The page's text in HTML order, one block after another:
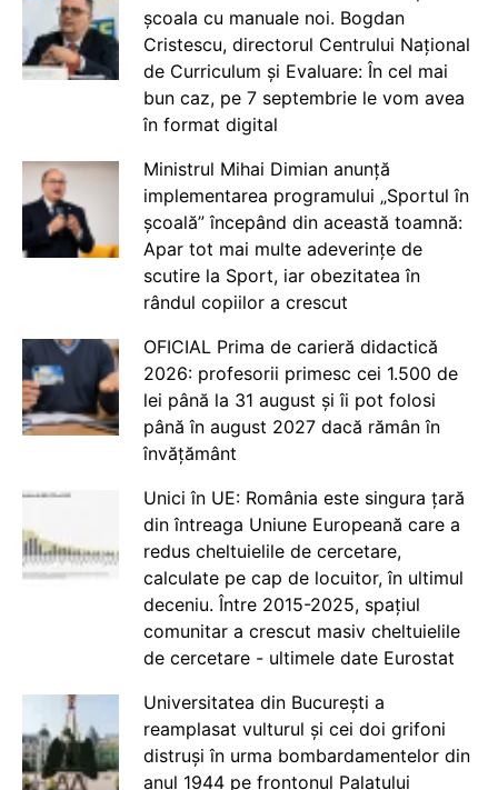
școala cu manuale noi. Bogdan
Cristescu, directorul Centrului Național
de Curriculum și Evaluare: În cel mai
bun caz, pe 7 septembrie le vom avea
în format digital
Ministrul Mihai Dimian anunță
implementarea programului „Sportul în
școală” începând din această toamnă:
Apar tot mai multe adeverințe de
scutire la Sport, iar obezitatea în
rândul copiilor a crescut
OFICIAL Prima de carieră didactică
2026: profesorii primesc cei 1.500 de
lei până la 31 august și îi pot folosi
până în august 2027 dacă rămân în
învățământ
Unici în UE: România este singura țară
din întreaga Uniune Europeană care a
redus cheltuielile de cercetare,
calculate pe cap de locuitor, în ultimul
deceniu. Între 2015-2025, spațiul
comunitar a crescut masiv cheltuielile
de cercetare - ultimele date Eurostat
Universitatea din București a
reamplasat vulturul și cei doi grifoni
distruși în urma bombardamentelor din
anul 1944 pe frontonul Palatului